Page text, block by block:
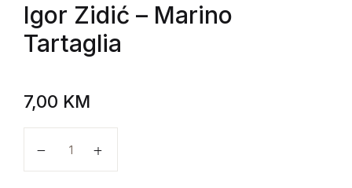
Igor Zidić – Marino
Tartaglia
7,00 KM